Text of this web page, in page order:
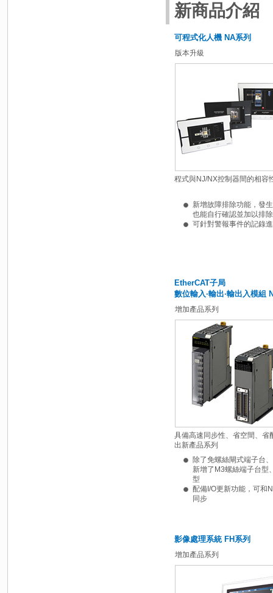
新商品介紹
可程式化人機 NA系列
版本升級
程式與NJ/NX控制器間的相容
新增故障排除功能，發
也能自行確認並加以排除
可針對警報事件的記錄
EtherCAT子局
數位輸入·輸出·輸出入模組
增加產品系列
具備高速同步性、省空間、省
出新產品系列
除了免螺絲閘式端子台
新增了M3螺絲端子台型
型
配備I/O更新功能，可和
同步
影像處理系統 FH系列
增加產品系列